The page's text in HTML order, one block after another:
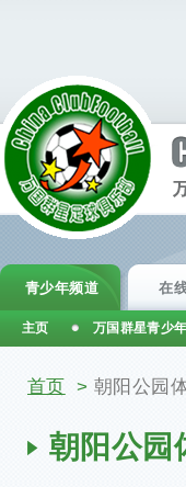
你在这里
首页 > 朝阳公园
朝阳公园
青少年频道 在
主页 万国群星青少年